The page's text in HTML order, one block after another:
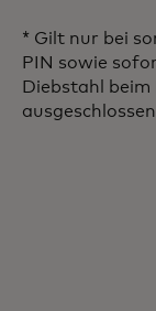
* Gilt nur bei
PIN sowie
Diebstahl